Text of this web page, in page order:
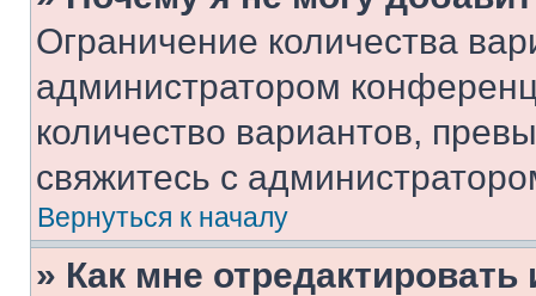
Ограничение количества
администратором
количество вариантов,
свяжитесь с
Вернуться к началу
» Как мне